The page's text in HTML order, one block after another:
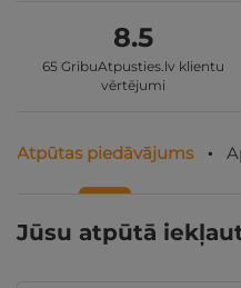
8.5
65 GribuAtpusties.lv klientu
vērtējumi
Atpūtas piedāvājums
Jūsu atpūtā